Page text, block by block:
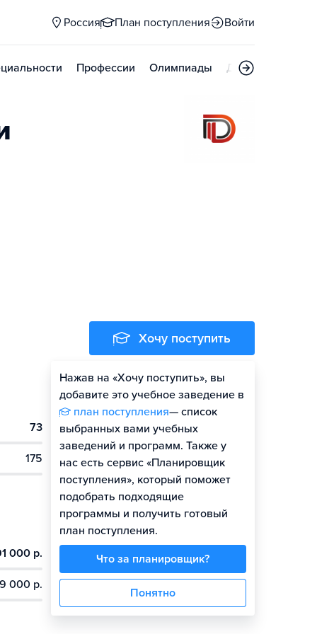
Россия План поступления Войти
Профессии Олимпиады Дни открытых
73
175
000 р.
000 р.
Хочу поступить
Нажав на «Хочу поступить», вы
добавите это учебное заведение в
план поступления— список
выбранных вами учебных
заведений и программ. Также у
нас есть сервис «Планировщик
поступления», который поможет
подобрать подходящие
программы и получить готовый
план поступления.
Что за планировщик?
Понятно
Оценить шансы